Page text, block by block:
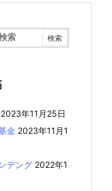
2023年11月25日
金 2023年11月1
デング 2022年1